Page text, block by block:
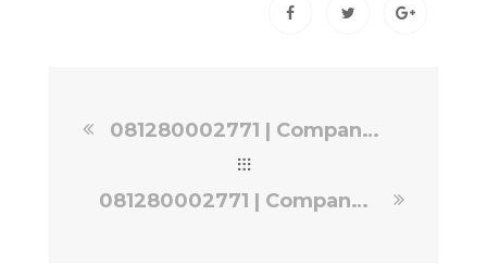
081280002771 | Company Profile Dalam Bahasa Inggris Jakarta Selatan | Jasa Video EPS PRODUCTION
081280002771 | Company Profile Ekspedisi Jakarta Selatan | Jasa Video EPS PRODUCTION